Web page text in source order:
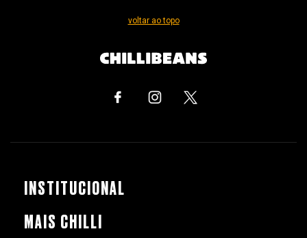
voltar ao topo
INSTITUCIONAL
MAIS CHILLI